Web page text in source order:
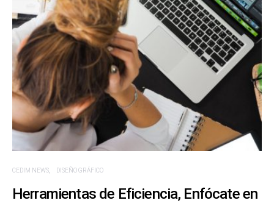
CEDIM NEWS DISEÑO GRÁFICO
Herramientas de Eficiencia, Enfócate en